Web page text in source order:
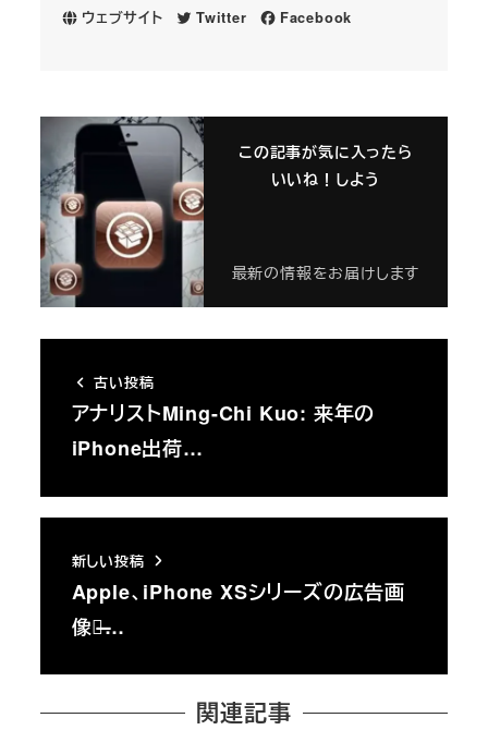
ウェブサイト Twitter Facebook
この記事が気に入ったら
いいね！しよう
最新の情報をお届けします
古い投稿
アナリストMing-Chi Kuo: 来年の
iPhone出荷…
新しい投稿
Apple、iPhone XSシリーズの広告画
像で̶…
関連記事